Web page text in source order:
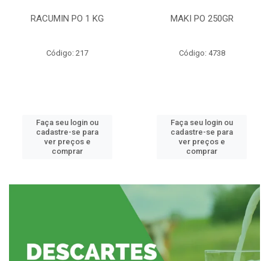
RACUMIN PO 1 KG
Código: 217
Faça seu login ou
cadastre-se para
ver preços e
comprar
MAKI PO 250GR
Código: 4738
Faça seu login ou
cadastre-se para
ver preços e
comprar